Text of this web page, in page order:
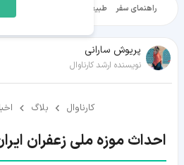
راهنمای سفر طبیعت‌گردی
پریوش سارانی
نویسنده ارشد کارناوال
کارناوال بلاگ
احداث موزه ملی زعفران